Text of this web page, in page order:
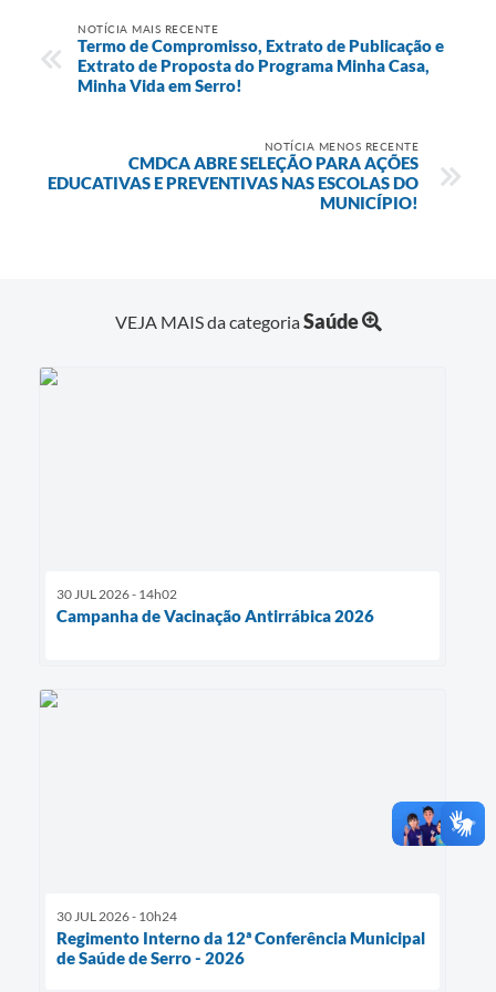
NOTÍCIA MAIS RECENTE
Termo de Compromisso, Extrato de Publicação e
Extrato de Proposta do Programa Minha Casa,
Minha Vida em Serro!
NOTÍCIA MENOS RECENTE
CMDCA ABRE SELEÇÃO PARA AÇÕES
EDUCATIVAS E PREVENTIVAS NAS ESCOLAS DO
MUNICÍPIO!
VEJA MAIS da categoriaSaúde
30 JUL 2026 - 14h02
Campanha de Vacinação Antirrábica 2026
30 JUL 2026 - 10h24
Regimento Interno da 12ª Conferência Municipal
de Saúde de Serro - 2026